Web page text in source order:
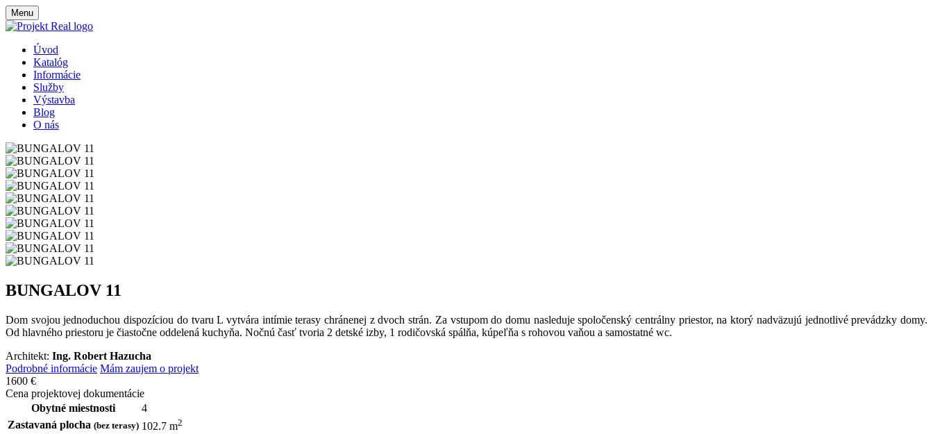
Menu
Úvod
Katalóg
Informácie
Služby
Výstavba
Blog
O nás
BUNGALOV 11
Dom svojou jednoduchou dispozíciou do tvaru L vytvára intímie terasy chránenej z dvoch strán. Za vstupom do domu nasleduje spoločenský centrálny priestor, na ktorý nadväzujú jednotlivé prevádzky domy.
Od hlavného priestoru je čiastočne oddelená kuchyňa. Nočnú časť tvoria 2 detské izby, 1 rodičovská spálňa, kúpeľňa s rohovou vaňou a samostatné wc.
Architekt: Ing. Robert Hazucha
Podrobné informácie Mám zaujem o projekt
1600 €
Cena projektovej dokumentácie
Obytné miestnosti
4
Zastavaná plocha (bez terasy) 102.7 m2